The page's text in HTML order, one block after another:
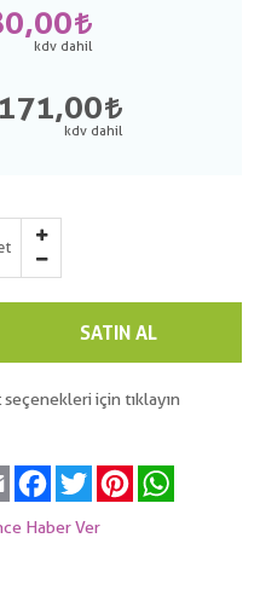
171,00
SATIN AL
için tıklayın
Email Facebook
Twitter Pinterest
Haber Ver